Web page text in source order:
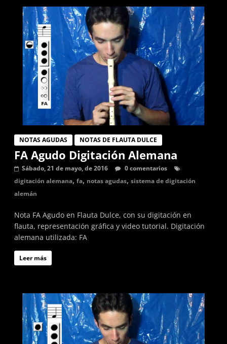
NOTAS AGUDAS NOTAS DE FLAUTA DULCE
FA Agudo Digitación Alemana
Sábado, 21 de mayo, de 2016
0 comentarios
digitación alemana,fa, notas agudas,sistema de digitación
alemán
Nota FA Agudo en Flauta Dulce, con su digitación en
flauta, representación gráfica y video tutorial. Digitación
alemana utilizada: FA
Leer más